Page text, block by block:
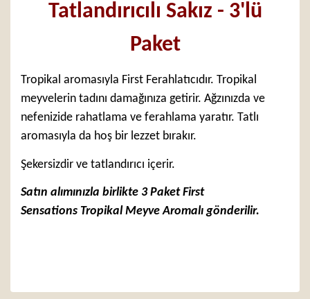
Tatlandırıcılı Sakız - 3'lü
Paket
Tropikal aromasıyla First Ferahlatıcıdır. Tropikal
meyvelerin tadını damağınıza getirir. Ağzınızda ve
nefenizide rahatlama ve ferahlama yaratır. Tatlı
aromasıyla da hoş bir lezzet bırakır.
Şekersizdir ve tatlandırıcı içerir.
Satın alımınızla birlikte 3 Paket First
Sensations Tropikal Meyve Aromalı gönderilir.